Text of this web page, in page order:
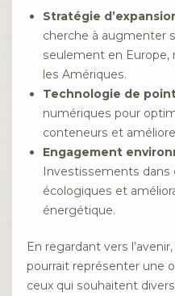
Stratégie
cherche à augmenter
seulement en Europe,
les Amériques.
Technologie de
numériques pour
conteneurs et
Engagement
Investissements dans
écologiques et
énergétique.
En regardant vers
pourrait représenter une
ceux qui souhaitent